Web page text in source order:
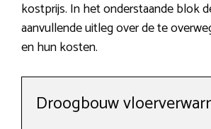
kostprijs. In het onderstaande blok
aanvullende uitleg over de te
en hun kosten.
Droogbouw